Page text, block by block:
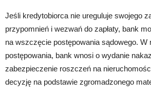
Jeśli kredytobiorca nie ureguluje swojego
przypomnień i wezwań do zapłaty, bank
na wszczęcie postępowania sądowego. W
postępowania, bank wnosi o wydanie
zabezpieczenie roszczeń na
decyzję na podstawie zgromadzonego